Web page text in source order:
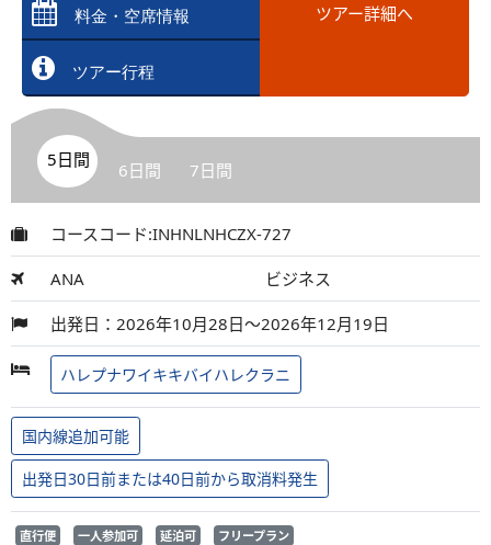
料金・空席情報
ツアー行程
ツアー詳細へ
5日間 6日間 7日間
コースコード:INHNLNHCZX-727
ANA ビジネス
出発日：2026年10月28日～2026年12月19日
ハレプナワイキキバイハレクラニ
国内線追加可能
出発日30日前または40日前から取消料発生
直行便 一人参加可 延泊可 フリープラン